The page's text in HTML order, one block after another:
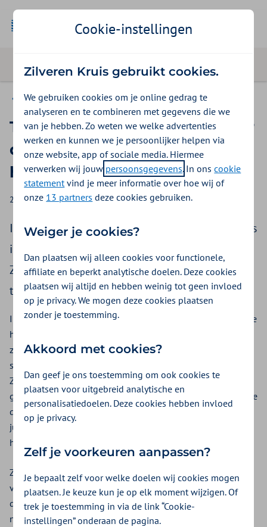
Zilveren Kruis voor pers en media
Toelichting Zilveren Kruis over
digitale triage tools bij
huisartsen
25-05-2026 Nicole Segboer
In media is er aandacht voor digitale triage tools
in de huisartsenzorg. En het inkoopbeleid van
Zilveren Kruis op dat punt. Wij geven graag een
toelichting.
In Nederland staan we met elkaar voor een grote opgave: de
huisartsenzorg toegankelijk houden in een tijd waarin de
zorgvraag groeit en de beschikbare capaciteit onder druk
staat. In het Integraal Zorgakkoord (IZA) en het Aanvullend
Zorg en Welzijnsakkoord (AZWA) hebben we daarom
gezamenlijk (o.a. ZN, VWS en LHV) afgesproken om passende
digitale toepassingen, zoals digitale triage, te stimuleren
juist om de werkdruk te verlagen en zorg beschikbaar te
houden.
Zilveren Kruis ondersteunt deze beweging door het gebruik
van digitale triagetools te vergoeden. De huisarts mag
daarbij zelf kiezen welke tool. We verwijzen in ons beleid
naar Digizo.nu. Ook tools die (nog) niet op Digizo.nu worden
Cookie-instellingen
Zilveren Kruis gebruikt cookies.
We gebruiken cookies om je online gedrag te
analyseren en te combineren met gegevens die we
van je hebben. Zo weten we welke advertenties
werken en kunnen we je persoonlijker helpen via
onze website, app of sociale media. Hiermee
verwerken wij jouw persoonsgegevens. In onscookie
statementvind je meer informatie over hoe wij of
onze 13 partners deze cookies gebruiken.
Weiger je cookies?
Dan plaatsen wij alleen cookies voor functionele,
affiliate en beperkt analytische doelen. Deze cookies
plaatsen wij altijd en hebben weinig tot geen invloed
op je privacy. We mogen deze cookies plaatsen
zonder je toestemming.
Akkoord met cookies?
Dan geef je ons toestemming om ook cookies te
plaatsen voor uitgebreid analytische en
personalisatiedoelen. Deze cookies hebben invloed
op je privacy.
Zelf je voorkeuren aanpassen?
Je bepaalt zelf voor welke doelen wij cookies mogen
plaatsen. Je keuze kun je op elk moment wijzigen. Of
trek je toestemming in via de link “Cookie-
instellingen” onderaan de pagina.